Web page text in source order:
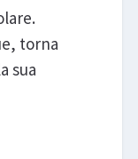
torna
sua